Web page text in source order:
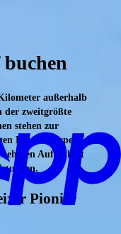
außerhalb
der zweitgrößte
stehen zur
Flugzeugtypen
Aufenthalt
Pionier